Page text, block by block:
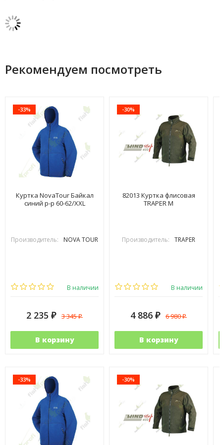
Рекомендуем посмотреть
-33%
Куртка NovaTour Байкал
синий р-р 60-62/XXL
Производитель: NOVA TOUR
В наличии
2 235 ₽ 3 345₽
В корзину
-30%
82013 Куртка флисовая
TRAPER М
Производитель: TRAPER
В наличии
4 886 ₽ 6 980₽
В корзину
-33% -30%